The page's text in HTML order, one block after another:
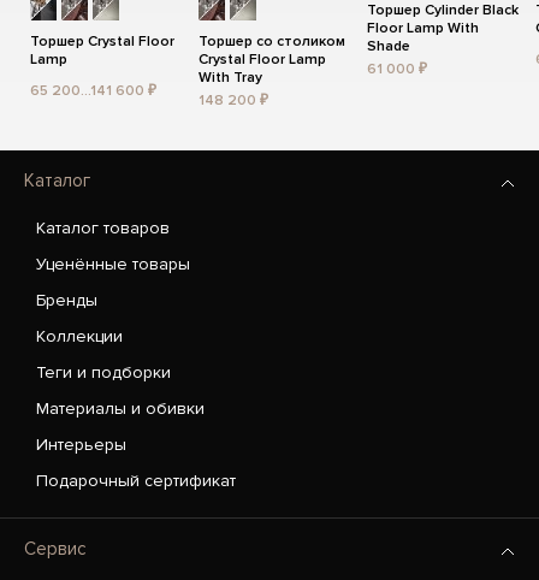
Торшер Crystal Floor
Lamp
65 200...141 600 ₽
Торшер со столиком
Crystal Floor Lamp
With Tray
148 200 ₽
Торшер Cylinder Black
Floor Lamp With
Shade
61 000 ₽
Каталог
Каталог товаров
Уценённые товары
Бренды
Коллекции
Теги и подборки
Материалы и обивки
Интерьеры
Подарочный сертификат
Сервис